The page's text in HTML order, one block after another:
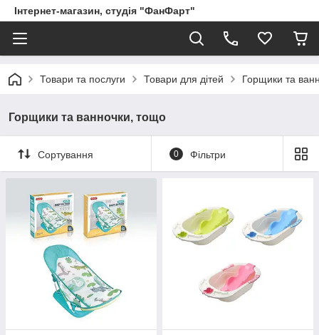
Інтернет-магазин, студія "ФанФарт"
Товари та послуги Товари для дітей Горщики та
Горщики та ванночки, тощо
Сортування 0 Фільтри